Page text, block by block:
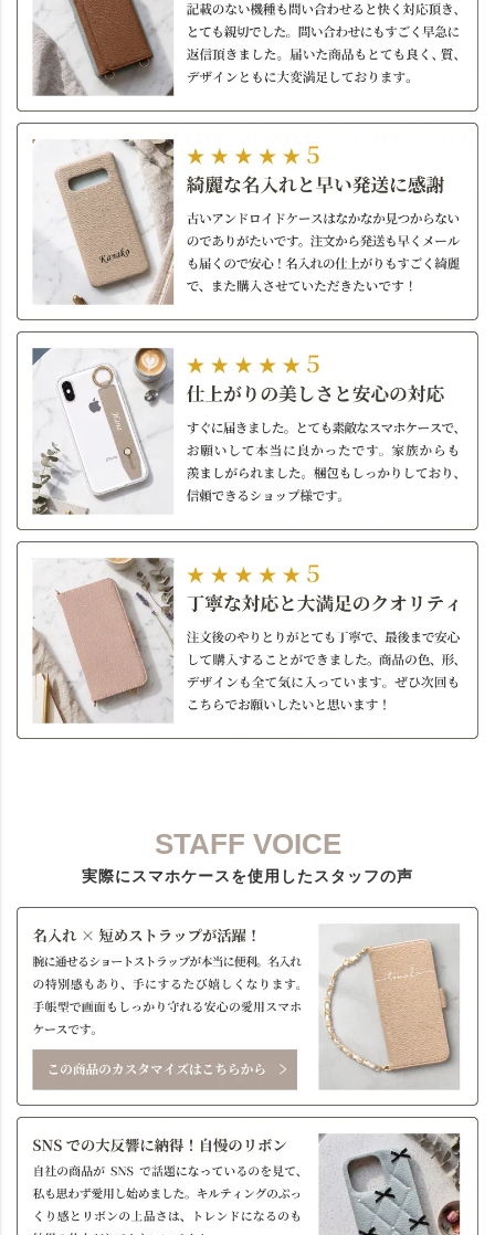
STAFF VOICE
実際にスマホケースを使用したスタッフの声